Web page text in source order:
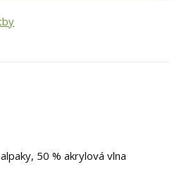
50 % akrylová vlna